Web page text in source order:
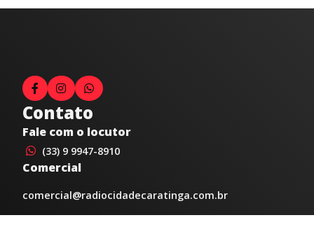
Contato
Fale com o locutor
(33) 9 9947-8910
Comercial
comercial@radiocidadecaratinga.com.br
joao@radiocidadecaratinga.com.br